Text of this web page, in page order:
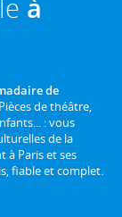
à
de
de théâtre,
: vous
de la
à Paris et ses
fiable et complet.